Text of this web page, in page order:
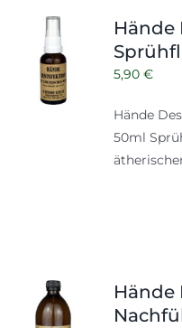
Tabak
Zubehör
Hände
5,90 €
Hände
50ml
Hände